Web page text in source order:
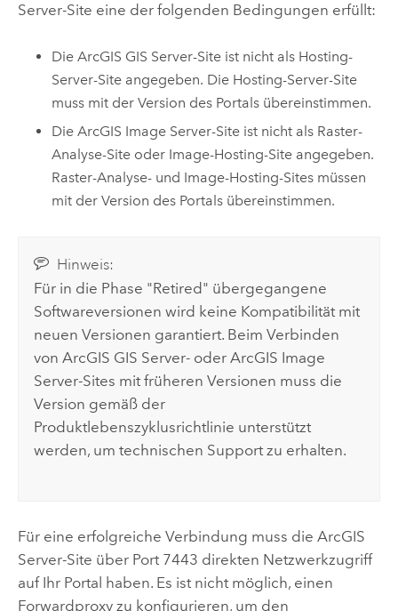
Server-Site eine der folgenden Bedingungen erfüllt:
DieArcGIS GIS Server-Site ist nicht als Hosting-
Server-Site angegeben. Die Hosting-Server-Site
muss mit der Version des Portals übereinstimmen.
DieArcGIS Image Server-Site ist nicht als Raster-
Analyse-Site oder Image-Hosting-Site angegeben.
Raster-Analyse- und Image-Hosting-Sites müssen
mit der Version des Portals übereinstimmen.
Hinweis:
Für in die Phase "Retired" übergegangene
Softwareversionen wird keine Kompatibilität mit
neuen Versionen garantiert. Beim Verbinden
vonArcGIS GIS Server- oderArcGIS Image
Server-Sites mit früheren Versionen muss die
Version gemäß der
Produktlebenszyklusrichtlinie unterstützt
werden, um technischen Support zu erhalten.
Für eine erfolgreiche Verbindung muss die ArcGIS
Server-Site über Port 7443 direkten Netzwerkzugriff
auf Ihr Portal haben. Es ist nicht möglich, einen
Forwardproxy zu konfigurieren, um den